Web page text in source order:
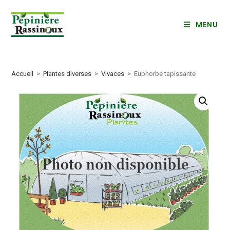
content
MENU
Accueil > Plantes diverses > Vivaces > Euphorbe tapissante